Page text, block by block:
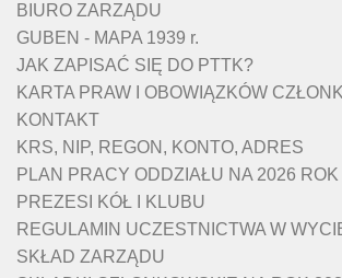
BIURO ZARZĄDU
GUBEN - MAPA 1939 r.
JAK ZAPISAĆ SIĘ DO PTTK?
KARTA PRAW I OBOWIĄZKÓW
KONTAKT
KRS, NIP, REGON, KONTO, ADRES
PLAN PRACY ODDZIAŁU NA 2026 ROK
PREZESI KÓŁ I KLUBU
REGULAMIN UCZESTNICTWA W
SKŁAD ZARZĄDU